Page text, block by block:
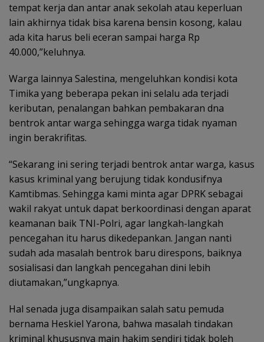
tempat kerja dan antar anak sekolah atau keperluan
lain akhirnya tidak bisa karena bensin kosong, kalau
ada kita harus beli eceran sampai harga Rp
40.000,”keluhnya.
Warga lainnya Salestina, mengeluhkan kondisi kota
Timika yang beberapa pekan ini selalu ada terjadi
keributan, penalangan bahkan pembakaran dna
bentrok antar warga sehingga warga tidak nyaman
ingin berakrifitas.
“Sekarang ini sering terjadi bentrok antar warga, kasus
kasus kriminal yang berujung tidak kondusifnya
Kamtibmas. Sehingga kami minta agar DPRK sebagai
wakil rakyat untuk dapat berkoordinasi dengan aparat
keamanan baik TNI-Polri, agar langkah-langkah
pencegahan itu harus dikedepankan. Jangan nanti
sudah ada masalah bentrok baru direspons, baiknya
sosialisasi dan langkah pencegahan dini lebih
diutamakan,”ungkapnya.
Hal senada juga disampaikan salah satu pemuda
bernama Heskiel Yarona, bahwa masalah tindakan
kriminal khususnya main hakim sendiri tidak boleh